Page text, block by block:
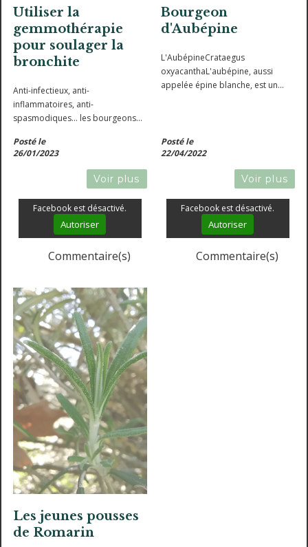
Utiliser la
gemmothérapie
pour soulager la
bronchite
Anti-infectieux, anti-
inflammatoires, anti-
spasmodiques... les bourgeons
soutenir l'organisme en cas de
bronchite.
Posté le
26/01/2023
Voir plus
Facebook est désactivé.
Autoriser
Commentaire(s)
Bourgeon
d'Aubépine
L'AubépineCrataegus
oxyacanthaL'aubépine, aussi
appelée épine blanche, est un
ouverts, et présente une
remarquable...
Posté le
22/04/2022
Voir plus
Facebook est désactivé.
Autoriser
Commentaire(s)
Les jeunes pousses
de Romarin